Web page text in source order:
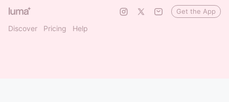
Discover Pricing Help
Get the App